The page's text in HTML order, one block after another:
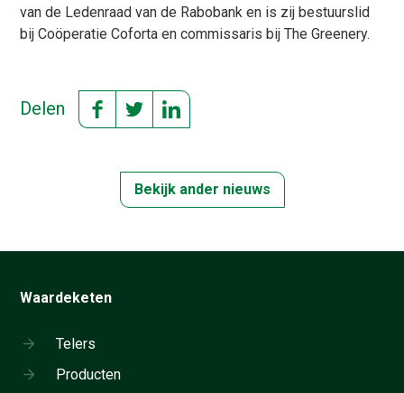
van de Ledenraad van de Rabobank en is zij bestuurslid
bij Coöperatie Coforta en commissaris bij The Greenery.
Delen
Bekijk ander nieuws
Waardeketen
Telers
Producten